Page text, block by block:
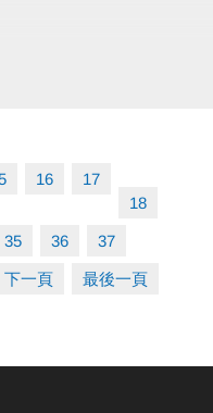
穿著運動服及運動鞋。
用，逾期將視同放棄。
16
17
18
35 36 37
下一頁 最後一頁